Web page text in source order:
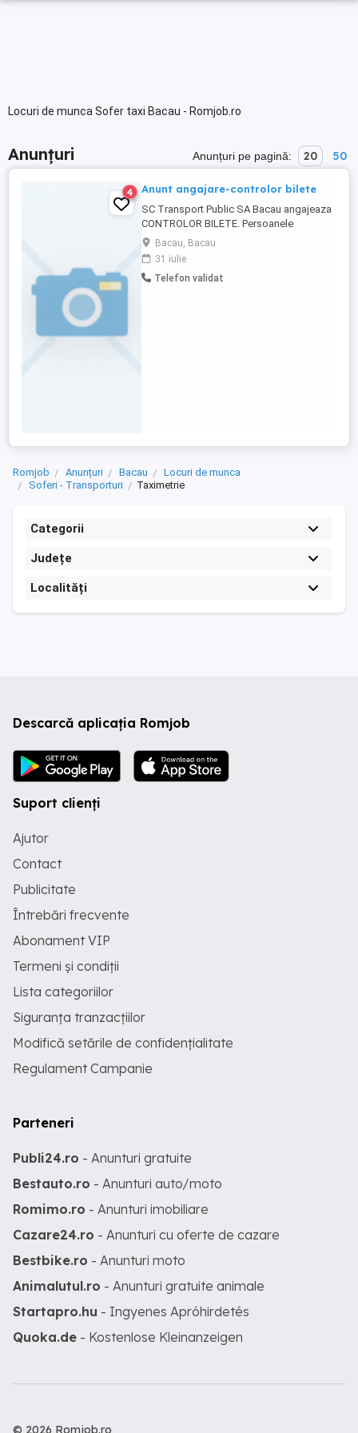
Locuri de munca Sofer taxi Bacau - Romjob.ro
Anunțuri Anunțuri pe pagină: 20 50
4 Anunt angajare-controlor bilete
SC Transport Public SA Bacau angajeaza
CONTROLOR BILETE. Persoanele
interesate sunt rugate sa transmita CV-ul
la adresa de e-mail sau sa il depuna la
sediul societatii, str.Chimiei nr.12. Interviul
va avea loc luni, 10 august, iar candidatii
Bacau, Bacau
31 iulie
Telefon validat
Romjob Anunțuri Bacau
Locuri de munca
Soferi - Transporturi
Taximetrie
Categorii
Județe
Localități
Descarcă aplicația Romjob
Suport clienți
Ajutor
Contact
Publicitate
Întrebări frecvente
Abonament VIP
Termeni și condiții
Lista categoriilor
Siguranța tranzacțiilor
Modifică setările de confidențialitate
Regulament Campanie
Parteneri
Publi24.ro - Anunturi gratuite
Bestauto.ro - Anunturi auto/moto
Romimo.ro - Anunturi imobiliare
Cazare24.ro - Anunturi cu oferte de cazare
Bestbike.ro - Anunturi moto
Animalutul.ro - Anunturi gratuite animale
Startapro.hu - Ingyenes Apróhirdetés
Quoka.de - Kostenlose Kleinanzeigen
© 2026 Romjob.ro